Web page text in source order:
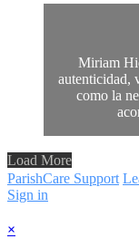
Miriam
autenticidad,
como la
Load More
ParishCare Support
Sign in
×